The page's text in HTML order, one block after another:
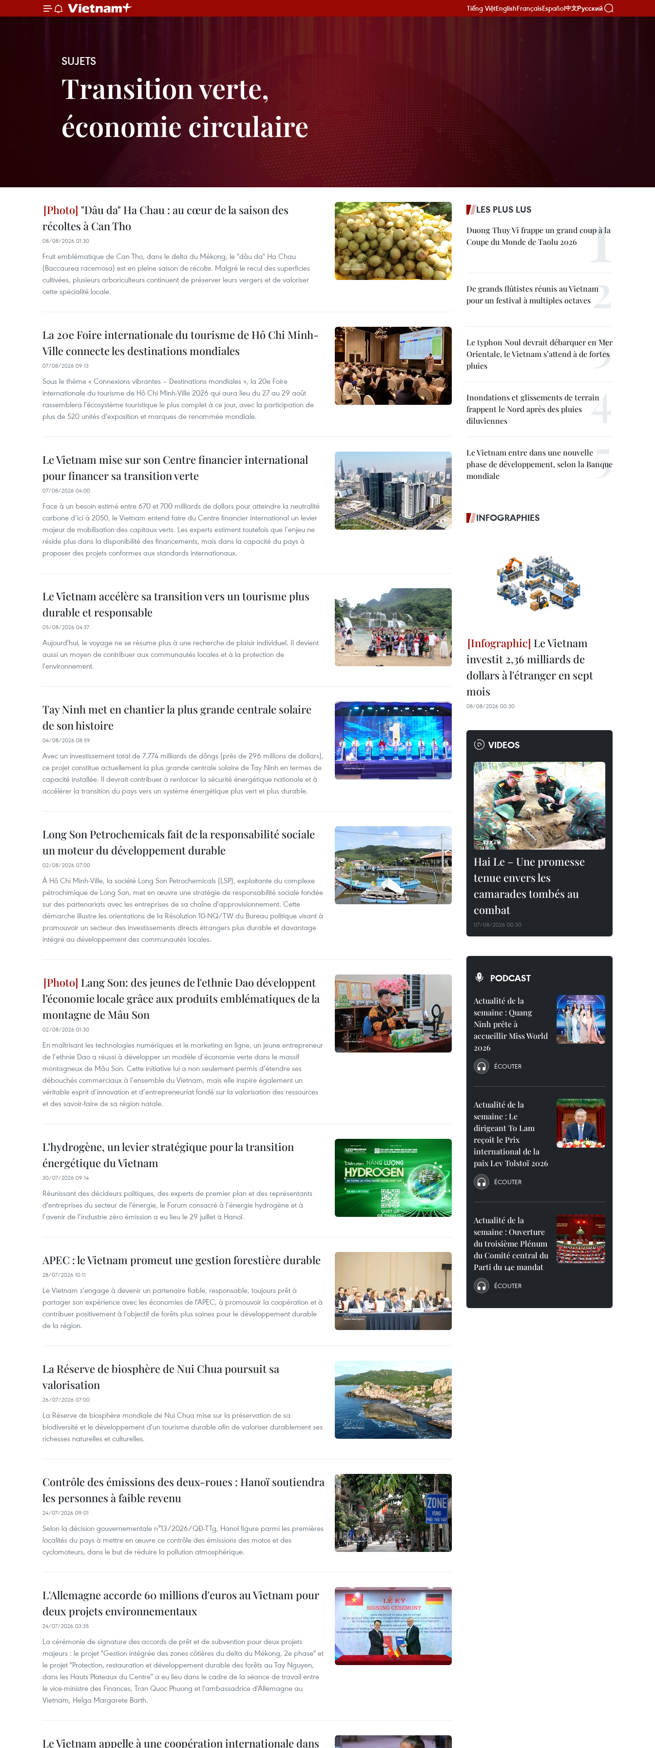
Tiếng ViệtEnglishFrançaisEspañol中文Русский
SUJETS
Transition verte,
économie circulaire
"Dâu da" Ha Chau : au cœur de la saison des
récoltes à Can Tho
08/08/2026 01:30
Fruit emblématique de Can Tho, dans le delta du Mékong, le "dâu da" Ha Chau
(Baccaurea racemosa) est en pleine saison de récolte. Malgré le recul des superficies
cultivées, plusieurs arboriculteurs continuent de préserver leurs vergers et de valoriser
cette spécialité locale.
La 20e Foire internationale du tourisme de Hô Chi Minh-
Ville connecte les destinations mondiales
07/08/2026 09:13
Sous le thème « Connexions vibrantes – Destinations mondiales », la 20e Foire
internationale du tourisme de Hô Chi Minh-Ville 2026 qui aura lieu du 27 au 29 août
rassemblera l'écosystème touristique le plus complet à ce jour, avec la participation de
plus de 520 unités d'exposition et marques de renommée mondiale.
Le Vietnam mise sur son Centre financier international
pour financer sa transition verte
07/08/2026 04:00
Face à un besoin estimé entre 670 et 700 milliards de dollars pour atteindre la neutralité
carbone d’ici à 2050, le Vietnam entend faire du Centre financier international un levier
majeur de mobilisation des capitaux verts. Les experts estiment toutefois que l’enjeu ne
réside plus dans la disponibilité des financements, mais dans la capacité du pays à
proposer des projets conformes aux standards internationaux.
Le Vietnam accélère sa transition vers un tourisme plus
durable et responsable
05/08/2026 04:37
Aujourd'hui, le voyage ne se résume plus à une recherche de plaisir individuel. Il devient
aussi un moyen de contribuer aux communautés locales et à la protection de
l'environnement.
Tay Ninh met en chantier la plus grande centrale solaire
de son histoire
04/08/2026 08:59
Avec un investissement total de 7.774 milliards de dôngs (près de 296 millions de dollars),
ce projet constitue actuellement la plus grande centrale solaire de Tay Ninh en termes de
capacité installée. Il devrait contribuer à renforcer la sécurité énergétique nationale et à
accélérer la transition du pays vers un système énergétique plus vert et plus durable.
Long Son Petrochemicals fait de la responsabilité sociale
un moteur du développement durable
02/08/2026 07:00
À Hô Chi Minh-Ville, la société Long Son Petrochemicals (LSP), exploitante du complexe
pétrochimique de Long Son, met en œuvre une stratégie de responsabilité sociale fondée
sur des partenariats avec les entreprises de sa chaîne d'approvisionnement. Cette
démarche illustre les orientations de la Résolution 10-NQ/TW du Bureau politique visant à
promouvoir un secteur des investissements directs étrangers plus durable et davantage
intégré au développement des communautés locales.
Lang Son: des jeunes de l'ethnie Dao développent
l’économie locale grâce aux produits emblématiques de la
montagne de Mâu Son
02/08/2026 01:30
En maîtrisant les technologies numériques et le marketing en ligne, un jeune entrepreneur
de l’ethnie Dao a réussi à développer un modèle d’économie verte dans le massif
montagneux de Mâu Son. Cette initiative lui a non seulement permis d’étendre ses
débouchés commerciaux à l’ensemble du Vietnam, mais elle inspire également un
véritable esprit d’innovation et d’entrepreneuriat fondé sur la valorisation des ressources
et des savoir-faire de sa région natale.
L’hydrogène, un levier stratégique pour la transition
énergétique du Vietnam
30/07/2026 09:14
Réunissant des décideurs politiques, des experts de premier plan et des représentants
d'entreprises du secteur de l'énergie, le Forum consacré à l’énergie hydrogène et à
l’avenir de l’industrie zéro émission a eu lieu le 29 juillet à Hanoï.
APEC : le Vietnam promeut une gestion forestière durable
28/07/2026 10:11
Le Vietnam s'engage à devenir un partenaire fiable, responsable, toujours prêt à
partager son expérience avec les économies de l'APEC, à promouvoir la coopération et à
contribuer positivement à l'objectif de forêts plus saines pour le développement durable
de la région.
La Réserve de biosphère de Nui Chua poursuit sa
valorisation
26/07/2026 07:00
La Réserve de biosphère mondiale de Nui Chua mise sur la préservation de sa
biodiversité et le développement d'un tourisme durable afin de valoriser durablement ses
richesses naturelles et culturelles.
Contrôle des émissions des deux-roues : Hanoï soutiendra
les personnes à faible revenu
24/07/2026 09:01
Selon la décision gouvernementale n°13/2026/QĐ-TTg, Hanoï figure parmi les premières
localités du pays à mettre en œuvre ce contrôle des émissions des motos et des
cyclomoteurs, dans le but de réduire la pollution atmosphérique.
L'Allemagne accorde 60 millions d'euros au Vietnam pour
deux projets environnementaux
24/07/2026 03:35
La cérémonie de signature des accords de prêt et de subvention pour deux projets
majeurs : le projet "Gestion intégrée des zones côtières du delta du Mékong, 2e phase" et
le projet "Protection, restauration et développement durable des forêts au Tay Nguyen,
dans les Hauts Plateaux du Centre" a eu lieu dans le cadre de la séance de travail entre
le vice-ministre des Finances, Tran Quoc Phuong et l'ambassadrice d'Allemagne au
Vietnam, Helga Margarete Barth.
Le Vietnam appelle à une coopération internationale dans
LES PLUS LUS
Duong Thuy Vi frappe un grand coup à la
Coupe du Monde de Taolu 2026
De grands flûtistes réunis au Vietnam
pour un festival à multiples octaves
Le typhon Noul devrait débarquer en Mer
Orientale, le Vietnam s’attend à de fortes
pluies
Inondations et glissements de terrain
frappent le Nord après des pluies
diluviennes
Le Vietnam entre dans une nouvelle
phase de développement, selon la Banque
mondiale
INFOGRAPHIES
Le Vietnam
investit 2,36 milliards de
dollars à l'étranger en sept
mois
08/08/2026 00:30
VIDEOS
Hai Le – Une promesse
tenue envers les
camarades tombés au
combat
07/08/2026 00:30
PODCAST
Actualité de la
semaine : Quang
Ninh prête à
accueillir Miss World
2026
ÉCOUTER
Actualité de la
semaine : Le
dirigeant To Lam
reçoit le Prix
international de la
paix Lev Tolstoï 2026
ÉCOUTER
Actualité de la
semaine : Ouverture
du troisième Plénum
du Comité central du
Parti du 14e mandat
ÉCOUTER